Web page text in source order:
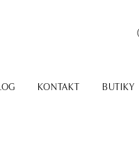
KONTAKT BUTIKY